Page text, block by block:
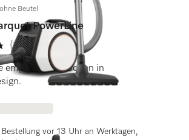
Beutel
PowerLine
von 5
(12 Bewertungen)
empfindlicher Böden in
vor 13 Uhr an Werktagen,